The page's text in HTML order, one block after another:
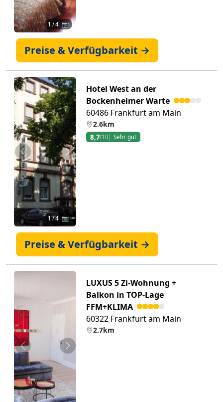
1 / 4 📷
Preise & Verfügbarkeit →
Zurück Weiter
1/ 4 📷
Hotel West an der
Bockenheimer Warte
60486 Frankfurt am Main
2.6km
8,7/10 Sehr gut
Preise & Verfügbarkeit →
Zurück Weiter
LUXUS 5 Zi-Wohnung +
Balkon in TOP-Lage
FFM+KLIMA
60322 Frankfurt am Main
2.7km